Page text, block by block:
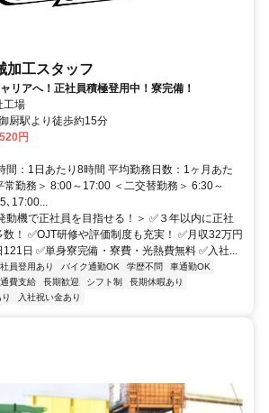
加工スタッフ
リアへ！正社員積極登用中！寮完備！
工場
厨駅より徒歩約15分
円
間：1日あたり8時間 平均勤務日数：1ヶ月あた
常勤務＞ 8:00～17:00 ＜二交替勤務＞ 6:30～
､17:00...
動機で正社員を目指せる！＞ ✅３年以内に正社
！ ✅OJT研修や評価制度も充実！ ✅月収32万円
日 ✅単身寮完備・寮費・光熱費無料 ✅入社...
社員登用あり バイク通勤OK 学歴不問
車通勤OK
費支給 長期歓迎 シフト制
長期休暇あり
入社祝い金あり